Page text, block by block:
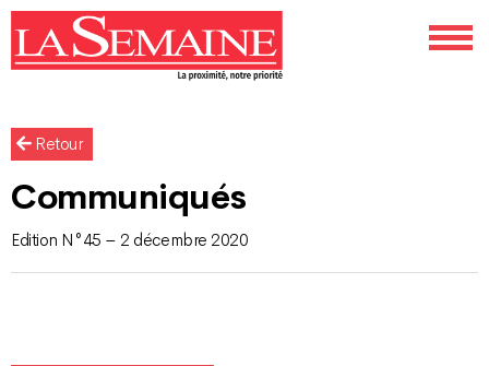
Retour
Communiqués
Edition N°45 – 2 décembre 2020